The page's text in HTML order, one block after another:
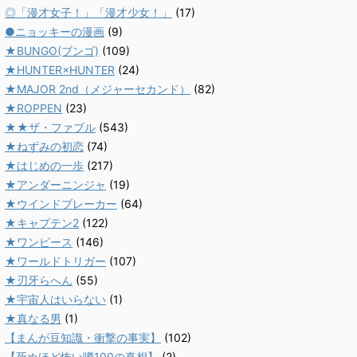
◎「漫才女子！」「漫才少女！」
(17)
●ニョッキーの漫画 (9)
★BUNGO(ブンゴ) (109)
★HUNTER×HUNTER (24)
★MAJOR 2nd（メジャーセカンド）
(82)
★ROPPEN (23)
★★ザ・ファブル (543)
★ねずみの初恋 (74)
★はじめの一歩 (217)
★アンダーニンジャ (19)
★ウインドブレーカー (64)
★キャプテン2 (122)
★ワンピース (146)
★ワールドトリガー (107)
★刃牙らへん (55)
★宇宙人はいらない (1)
★真なる男 (1)
【まんが豆知識・衝撃の事実】
(102)